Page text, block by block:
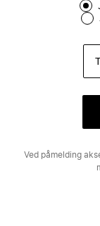
Ved påmelding